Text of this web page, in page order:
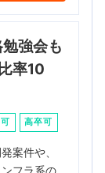
強会も
率10
高卒可
案件や、